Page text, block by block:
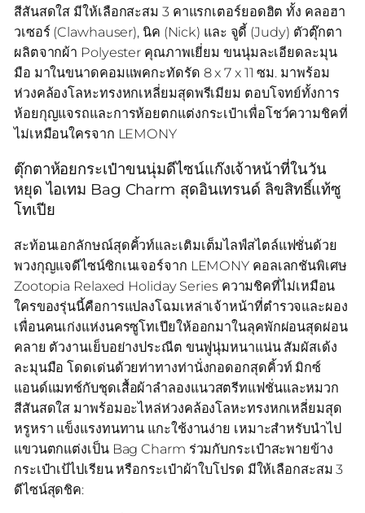
สีสันสดใส มีให้เลือกสะสม 3 คาแรกเตอร์ยอดฮิต ทั้ง คลอฮา
วเซอร์ (Clawhauser), นิค (Nick) และ จูดี้ (Judy) ตัวตุ๊กตา
ผลิตจากผ้า Polyester คุณภาพเยี่ยม ขนนุ่มละเอียดละมุน
มือ มาในขนาดคอมแพคกะทัดรัด 8 x 7 x 11 ซม. มาพร้อม
ห่วงคล้องโลหะทรงหกเหลี่ยมสุดพรีเมียม ตอบโจทย์ทั้งการ
ห้อยกุญแจรถและการห้อยตกแต่งกระเป๋าเพื่อโชว์ความชิคที่
ไม่เหมือนใครจาก LEMONY
ตุ๊กตาห้อยกระเป๋าขนนุ่มดีไซน์แก๊งเจ้าหน้าที่ในวัน
หยุด ไอเทม Bag Charm สุดอินเทรนด์ ลิขสิทธิ์แท้ซู
โทเปีย
สะท้อนเอกลักษณ์สุดคิ้วท์และเติมเต็มไลฟ์สไตล์แฟชั่นด้วย
พวงกุญแจดีไซน์ซิกเนเจอร์จาก LEMONY คอลเลกชันพิเศษ
Zootopia Relaxed Holiday Series ความชิคที่ไม่เหมือน
ใครของรุ่นนี้คือการแปลงโฉมเหล่าเจ้าหน้าที่ตำรวจและผอง
เพื่อนคนเก่งแห่งนครซูโทเปียให้ออกมาในลุคพักผ่อนสุดผ่อน
คลาย ตัวงานเย็บอย่างประณีต ขนฟูนุ่มหนาแน่น สัมผัสเด้ง
ละมุนมือ โดดเด่นด้วยท่าทางท่านั่งกอดอกสุดคิ้วท์ มิกซ์
แอนด์แมทช์กับชุดเสื้อผ้าลำลองแนวสตรีทแฟชั่นและหมวก
สีสันสดใส มาพร้อมอะไหล่ห่วงคล้องโลหะทรงหกเหลี่ยมสุด
หรูหรา แข็งแรงทนทาน แกะใช้งานง่าย เหมาะสำหรับนำไป
แขวนตกแต่งเป็น Bag Charm ร่วมกับกระเป๋าสะพายข้าง
กระเป๋าเป้ไปเรียน หรือกระเป๋าผ้าใบโปรด มีให้เลือกสะสม 3
ดีไซน์สุดชิค: